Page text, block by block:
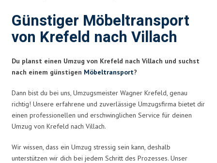
Günstiger Möbeltransport
von Krefeld nach Villach
Du planst einen Umzug von Krefeld nach Villach und suchst
nach einem günstigen Möbeltransport?
Dann bist du bei uns, Umzugsmeister Wagner Krefeld, genau
richtig! Unsere erfahrene und zuverlässige Umzugsfirma bietet dir
einen professionellen und erschwinglichen Service für deinen
Umzug von Krefeld nach Villach.
Wir wissen, dass ein Umzug stressig sein kann, deshalb
unterstützen wir dich bei jedem Schritt des Prozesses. Unser